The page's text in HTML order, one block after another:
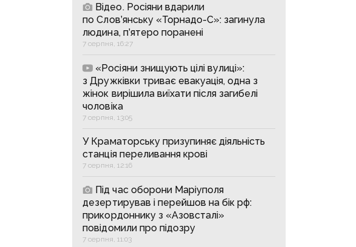
Відео. Росіяни вдарили
по Слов’янську «Торнадо-С»: загинула
людина, п’ятеро поранені
7 серпня, 16:27
«Росіяни знищують цілі вулиці»:
з Дружківки триває евакуація, одна з
жінок вирішила виїхати після загибелі
чоловіка
7 серпня, 13:05
У Краматорську призупиняє діяльність
станція переливання крові
7 серпня, 12:16
Під час оборони Маріуполя
дезертирував і перейшов на бік рф:
прикордоннику з «Азовсталі»
повідомили про підозру
7 серпня, 11:03